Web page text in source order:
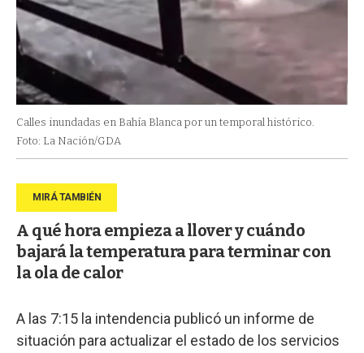
Calles inundadas en Bahía Blanca por un temporal histórico.
Foto: La Nación/GDA
A qué hora empieza a llover y cuándo
bajará la temperatura para terminar con
la ola de calor
A las 7:15 la intendencia publicó un informe de
situación para actualizar el estado de los servicios